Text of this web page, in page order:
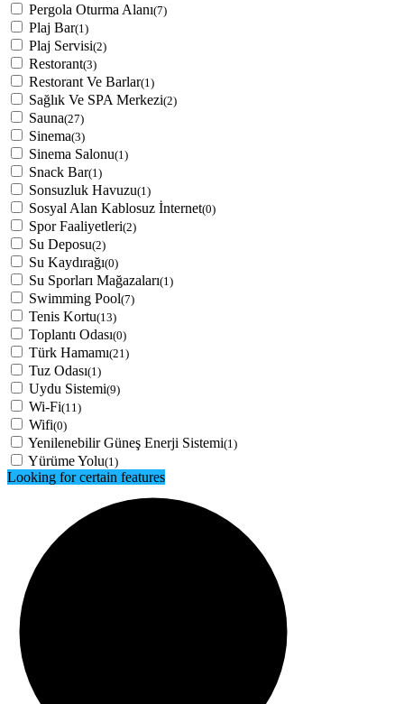
Pergola Oturma Alanı(7)
Plaj Bar(1)
Plaj Servisi(2)
Restorant(3)
Restorant Ve Barlar(1)
Sağlık Ve SPA Merkezi(2)
Sauna(27)
Sinema(3)
Sinema Salonu(1)
Snack Bar(1)
Sonsuzluk Havuzu(1)
Sosyal Alan Kablosuz İnternet(0)
Spor Faaliyetleri(2)
Su Deposu(2)
Su Kaydırağı(0)
Su Sporları Mağazaları(1)
Swimming Pool(7)
Tenis Kortu(13)
Toplantı Odası(0)
Türk Hamamı(21)
Tuz Odası(1)
Uydu Sistemi(9)
Wi-Fi(11)
Wifi(0)
Yenilenebilir Güneş Enerji Sistemi(1)
Yürüme Yolu(1)
Looking for certain features